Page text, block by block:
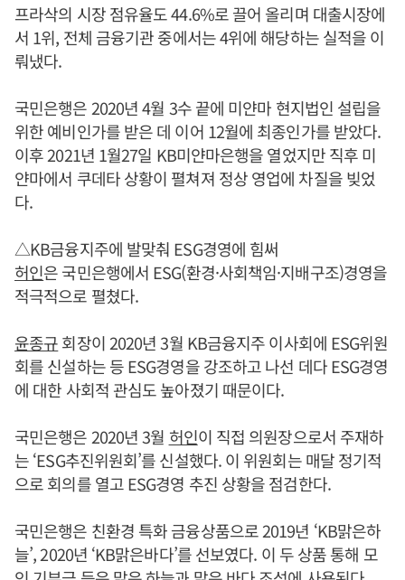
프라삭의 시장 점유율도 44.6%로 끌어 올리며 대출시장에
서 1위, 전체 금융기관 중에서는 4위에 해당하는 실적을 이
뤄냈다.
국민은행은 2020년 4월 3수 끝에 미얀마 현지법인 설립을
위한 예비인가를 받은 데 이어 12월에 최종인가를 받았다.
이후 2021년 1월27일 KB미얀마은행을 열었지만 직후 미
얀마에서 쿠데타 상황이 펼쳐져 정상 영업에 차질을 빚었
다.
△KB금융지주에 발맞춰 ESG경영에 힘써
허인은 국민은행에서 ESG(환경·사회책임·지배구조)경영을
적극적으로 펼쳤다.
윤종규회장이 2020년 3월 KB금융지주 이사회에 ESG위원
회를 신설하는 등 ESG경영을 강조하고 나선 데다 ESG경영
에 대한 사회적 관심도 높아졌기 때문이다.
국민은행은 2020년 3월 허인이 직접 의원장으로서 주재하
는 ‘ESG추진위원회’를 신설했다. 이 위원회는 매달 정기적
으로 회의를 열고 ESG경영 추진 상황을 점검한다.
국민은행은 친환경 특화 금융상품으로 2019년 ‘KB맑은하
늘’, 2020년 ‘KB맑은바다’를 선보였다. 이 두 상품 통해 모